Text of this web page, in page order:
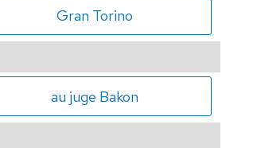
Gran Torino
au juge Bakon